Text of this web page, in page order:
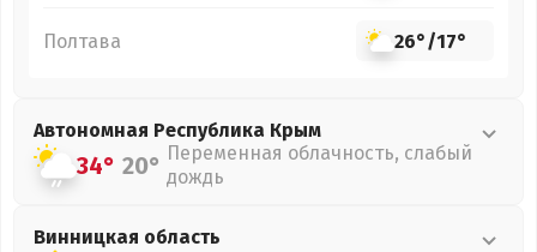
Полтава 26°/17°
Автономная Республика Крым
34° 20° Переменная облачность, слабый
дождь
Винницкая область